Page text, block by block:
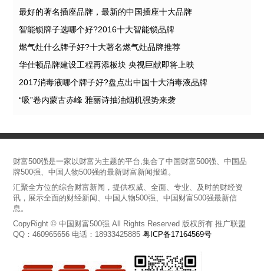
最好的著名插座品牌，最新的中国插座十大品牌
智能锁牌子选哪个好?2016十大智能锁品牌
燃气灶什么牌子好?十大著名燃气灶品牌推荐
华仕顿品牌建设工程再添板块 央视巨献即将上映
2017消毒液哪个牌子好?盘点出中国十大消毒液品牌
“吸”卷内蒙古赤峰 雅丽诗抽油烟机强势来袭
财富500强是一家以财富为主题的平台,集合了中国财富500强、中国品
牌500强、中国人物500强的最新财富新闻报道。
汇聚全方位的综合财富新闻，提供权威、全面、专业、及时的财经资
讯，展示全面的财经新闻、中国人物500强、中国财富500强最新信
息。
CopyRight © 中国财富500强 All Rights Reserved 版权所有 推广联盟
QQ：460965656 电话：18933425885粤ICP备17164569号